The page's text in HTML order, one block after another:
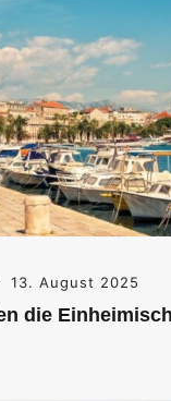
13. August 2025
die